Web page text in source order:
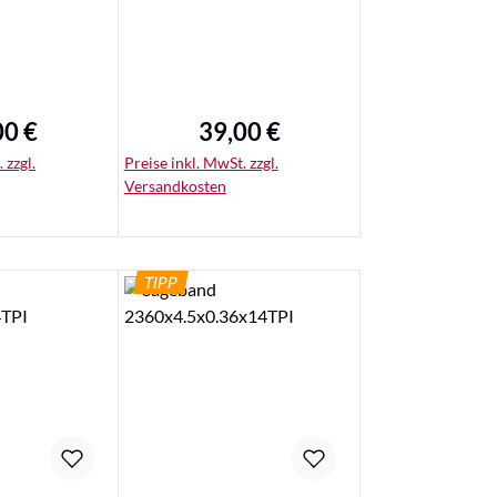
Preis:
€
zzgl.
Regulärer Preis:
39,00 €
Preise inkl. MwSt. zzgl.
Versandkosten
TIPP